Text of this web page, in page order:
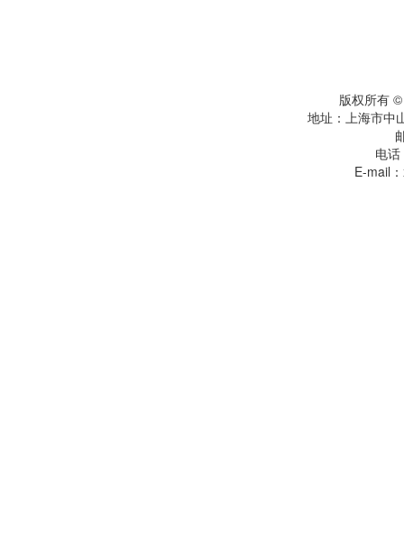
版权所有
地址：上海市
电
E-mail